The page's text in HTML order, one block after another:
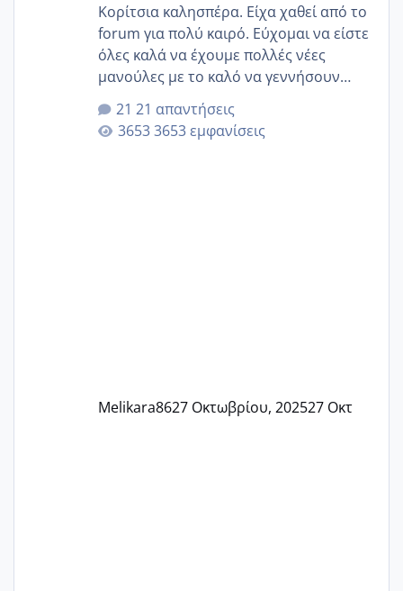
Κορίτσια καλησπέρα. Είχα χαθεί από το
forum για πολύ καιρό. Εύχομαι να είστε
όλες καλά να έχουμε πολλές νέες
μανούλες με το καλό να γεννήσουν
αυτές που ήδη περιμένουν. Να πάρουν
γερα μωράκια στην αγκαλίτσα τους
🙏🏼🙏🏼 Ας πάμε λοιπόν στο θέμα μου.
21 απαντήσεις
3653 εμφανίσεις
Melikara8627 Οκτωβρίου, 202527 Οκτ